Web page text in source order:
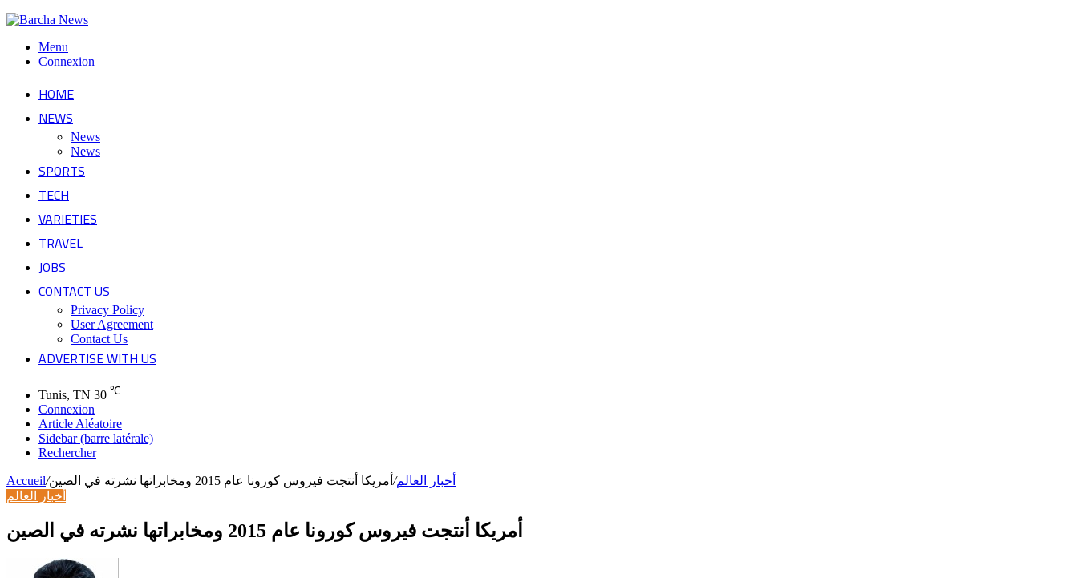
Menu
Connexion
HOME
NEWS
News
News
SPORTS
TECH
VARIETIES
TRAVEL
JOBS
CONTACT US
Privacy Policy
User Agreement
Contact Us
ADVERTISE WITH US
Tunis, TN 30 ℃
Connexion
Article Aléatoire
Sidebar (barre latérale)
Rechercher
Accueil/ أخبار العالم/ أمريكا أنتجت فيروس كورونا عام 2015 ومخابراتها نشرته في الصين
أخبار العالم
أمريكا أنتجت فيروس كورونا عام 2015 ومخابراتها نشرته في الصين